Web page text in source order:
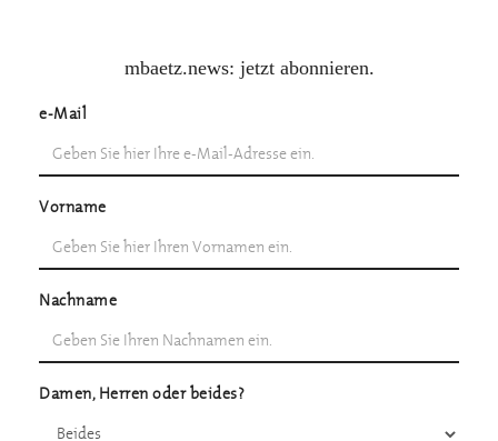
mbaetz.news: jetzt abonnieren.
e-Mail
Vorname
Nachname
Damen, Herren oder beides?